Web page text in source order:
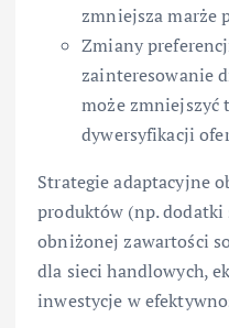
zmniejsza marże
Zmiany
zainteresowanie
może zmniejszyć
dywersyfikacji
Strategie adaptacyjne
produktów (np.
obniżonej zawartości
dla sieci handlowych,
inwestycje w